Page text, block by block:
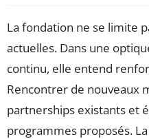
La fondation ne se limite
actuelles. Dans une
continu, elle entend
Rencontrer de nouveaux
partnerships existants et
programmes proposés.